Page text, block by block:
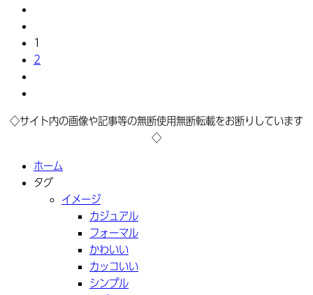
1
2
◇サイト内の画像や記事等の無断使用無断転載をお断りしています
◇
ホーム
タグ
イメージ
カジュアル
フォーマル
かわいい
カッコいい
シンプル